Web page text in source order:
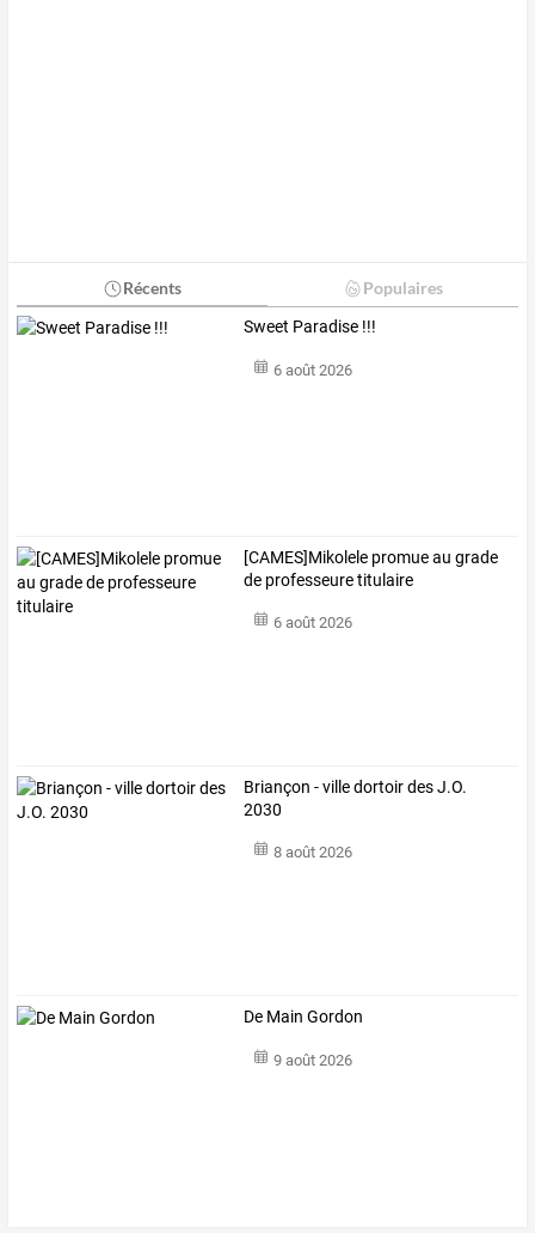
Récents Populaires
Sweet Paradise !!!
6 août 2026
[CAMES]Mikolele promue au grade
de professeure titulaire
6 août 2026
Briançon - ville dortoir des J.O.
2030
8 août 2026
De Main Gordon
9 août 2026